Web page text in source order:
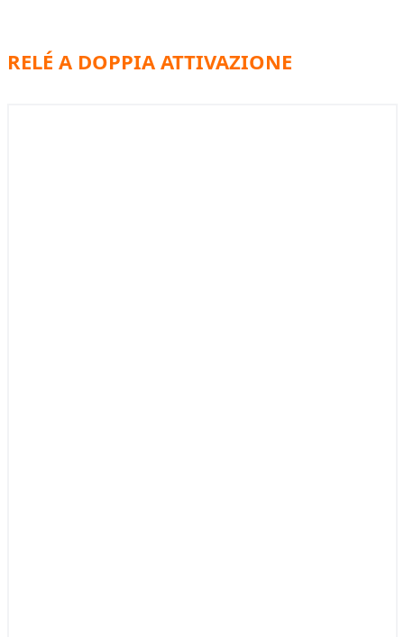
RELÉ A DOPPIA ATTIVAZIONE